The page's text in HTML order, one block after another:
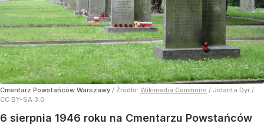
Cmentarz Powstańców Warszawy / Źródło: Wikimedia Commons / Jolanta Dyr /
CC BY-SA 3.0
6 sierpnia 1946 roku na Cmentarzu Powstańców